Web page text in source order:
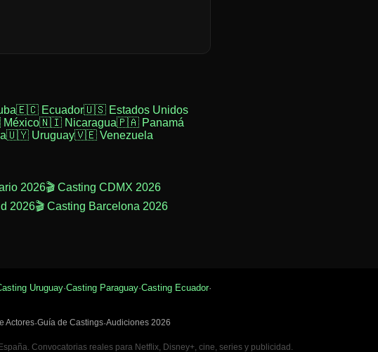
🇪🇨 Ecuador🇺🇸 Estados Unidos
🇳🇮 Nicaragua🇵🇦 Panamá
🇺🇾 Uruguay🇻🇪 Venezuela
2026🎬 Casting CDMX 2026
2026🎬 Casting Barcelona 2026
Uruguay·Casting Paraguay·Casting Ecuador·
Actores·Guía de Castings·Audiciones 2026
Convocatorias reales para Netflix, Disney+, cine, series y publicidad.